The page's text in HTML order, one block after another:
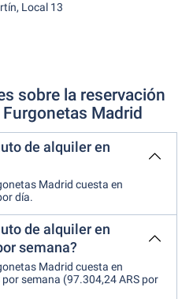
Local 13
sobre la reservación
Madrid
de alquiler en
Madrid cuesta en
día.
de alquiler en
semana?
Madrid cuesta en
semana (97.304,24 ARS por